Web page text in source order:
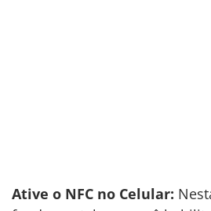
Ative o NFC no Celular: